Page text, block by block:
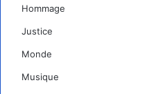
Hommage
Justice
Monde
Musique